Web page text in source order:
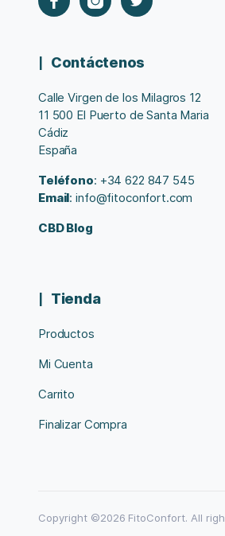
Contáctenos
Calle Virgen de los Milagros 12
11 500 El Puerto de Santa Maria
Cádiz
España
Teléfono: +34 622 847 545
Email: info@fitoconfort.com
CBD Blog
Tienda
Productos
Mi Cuenta
Carrito
Finalizar Compra
Copyright ©2026 FitoConfort. All